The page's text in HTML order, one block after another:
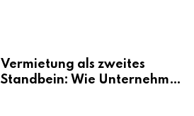
Vermietung als zweites
Standbein: Wie Unternehmen